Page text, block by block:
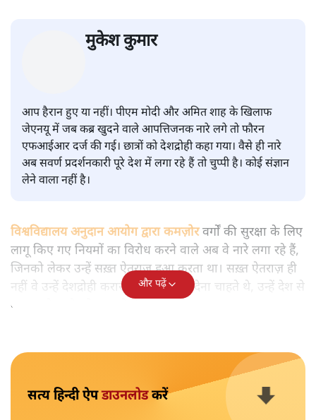
आप हैरान हुए या नहीं। पीएम मोदी और अमित शाह के खिलाफ
जेएनयू में जब कब्र खुदने वाले आपत्तिजनक नारे लगे तो फौरन